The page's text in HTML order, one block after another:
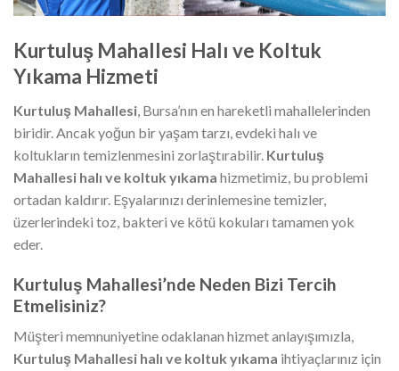
Kurtuluş Mahallesi Halı ve Koltuk
Yıkama Hizmeti
Kurtuluş Mahallesi, Bursa’nın en hareketli mahallelerinden
biridir. Ancak yoğun bir yaşam tarzı, evdeki halı ve
koltukların temizlenmesini zorlaştırabilir. Kurtuluş
Mahallesi halı ve koltuk yıkama hizmetimiz, bu problemi
ortadan kaldırır. Eşyalarınızı derinlemesine temizler,
üzerlerindeki toz, bakteri ve kötü kokuları tamamen yok
eder.
Kurtuluş Mahallesi’nde Neden Bizi Tercih
Etmelisiniz?
Müşteri memnuniyetine odaklanan hizmet anlayışımızla,
Kurtuluş Mahallesi halı ve koltuk yıkama ihtiyaçlarınız için